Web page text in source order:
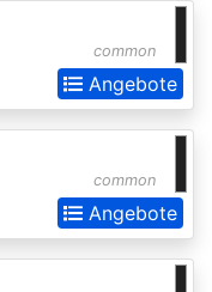
common
Angebote
common
Angebote